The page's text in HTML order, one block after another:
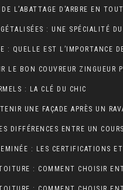
: LA CLÉ DU CHIC